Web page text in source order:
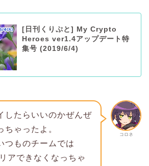
[日刊くりぷと] My Crypto
Heroes ver1.4アップデート特
集号 (2019/6/4)
コロネ
したらいいのかぜんぜ
ちゃったよ。
つものチームでは
アできなくなっちゃ